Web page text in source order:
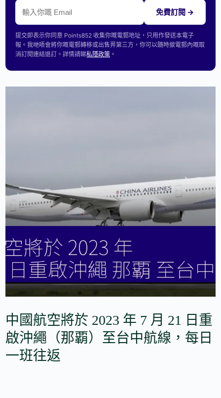
免費訂閱 →
提交即表示你同意 Points852 收集你嘅電郵地址，只用作發送本電子
報。我哋唔會將你嘅電郵轉移或出售畀第三方，你可以隨時撳電郵內嘅取
消訂閱連結退訂。詳情請睇私隱政策 。
中國航空將於 2023 年 7 月 21 日重
啟沖繩（那覇）至台中航線，每日
一班往返